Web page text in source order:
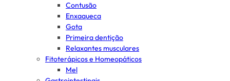
Contusão
Enxaqueca
Gota
Primeira dentição
Relaxantes musculares
Fitoterápicos e Homeopáticos
Mel